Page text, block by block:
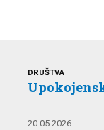
DRUŠTVA
20.05.2026